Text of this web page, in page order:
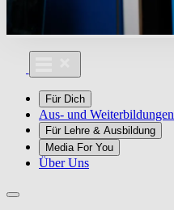
Für Dich
Aus- und Weiterbildungen
Für Lehre & Ausbildung
Media For You
Über Uns